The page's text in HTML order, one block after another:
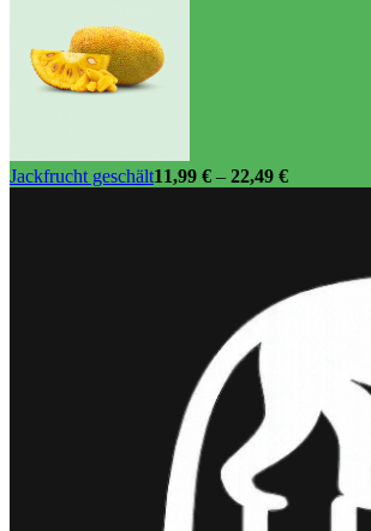
Jackfrucht geschält11,99 € – 22,49 €